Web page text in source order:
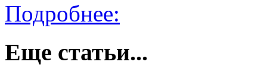
Подробнее:
Еще статьи...